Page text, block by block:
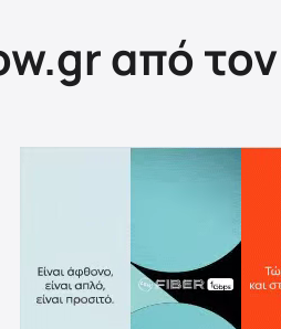
από